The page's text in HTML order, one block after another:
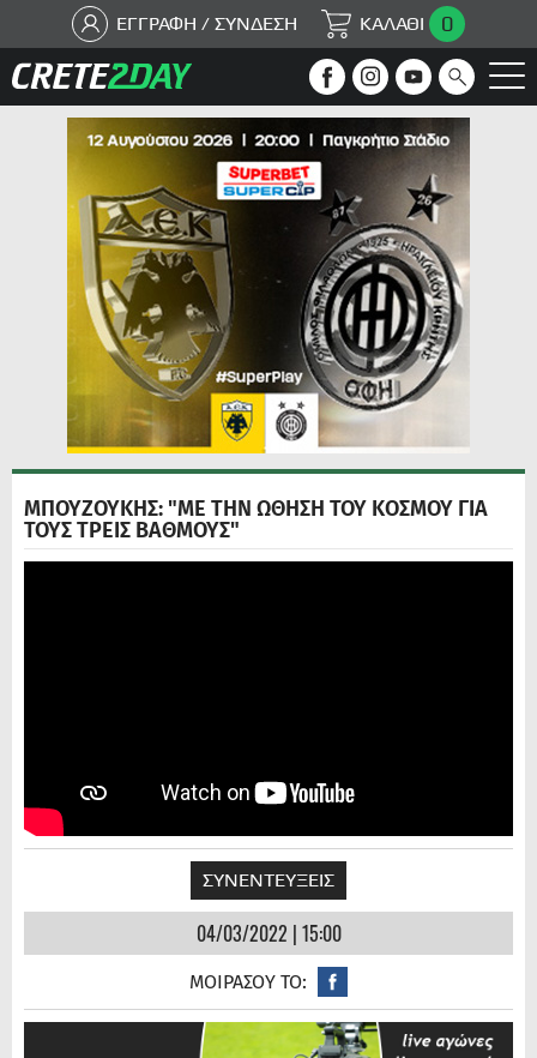
ΕΓΓΡΑΦΗ / ΣΥΝΔΕΣΗ ΚΑΛΑΘΙ 0
ΜΠΟΥΖΟΥΚΗΣ: "ΜΕ ΤΗΝ ΩΘΗΣΗ ΤΟΥ ΚΟΣΜΟΥ ΓΙΑ
ΤΟΥΣ ΤΡΕΙΣ ΒΑΘΜΟΥΣ"
ΣΥΝΕΝΤΕΥΞΕΙΣ
04/03/2022 | 15:00
ΜΟΙΡΑΣΟΥ ΤΟ: